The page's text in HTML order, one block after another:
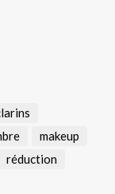
makeup
réduction